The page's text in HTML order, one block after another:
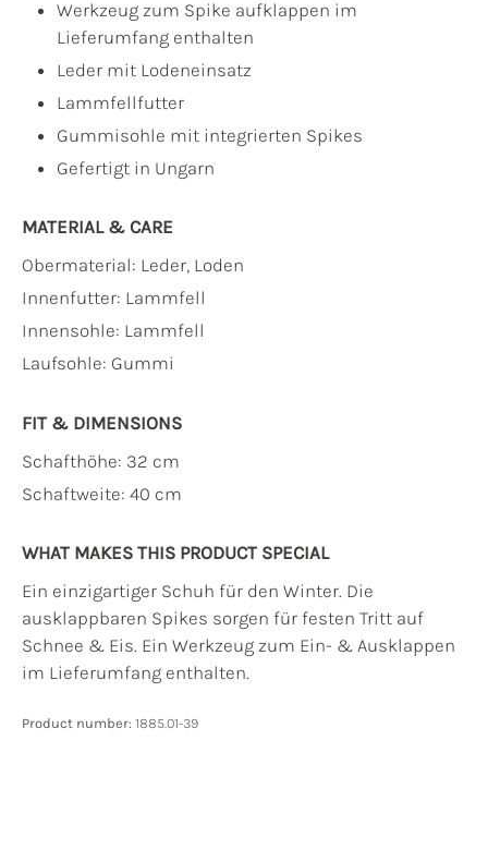
Werkzeug zum Spike aufklappen im
Lieferumfang enthalten
Leder mit Lodeneinsatz
Lammfellfutter
Gummisohle mit integrierten Spikes
Gefertigt in Ungarn
MATERIAL & CARE
Obermaterial: Leder, Loden
Innenfutter: Lammfell
Innensohle: Lammfell
Laufsohle: Gummi
FIT & DIMENSIONS
Schafthöhe: 32 cm
Schaftweite: 40 cm
WHAT MAKES THIS PRODUCT SPECIAL
Ein einzigartiger Schuh für den Winter. Die
ausklappbaren Spikes sorgen für festen Tritt auf
Schnee & Eis. Ein Werkzeug zum Ein- & Ausklappen
im Lieferumfang enthalten.
Product number: 1885.01-39